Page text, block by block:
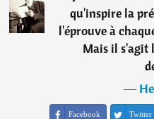
qu'inspire la
l'éprouve à
Mais il s'agit
―
Facebook Twitter